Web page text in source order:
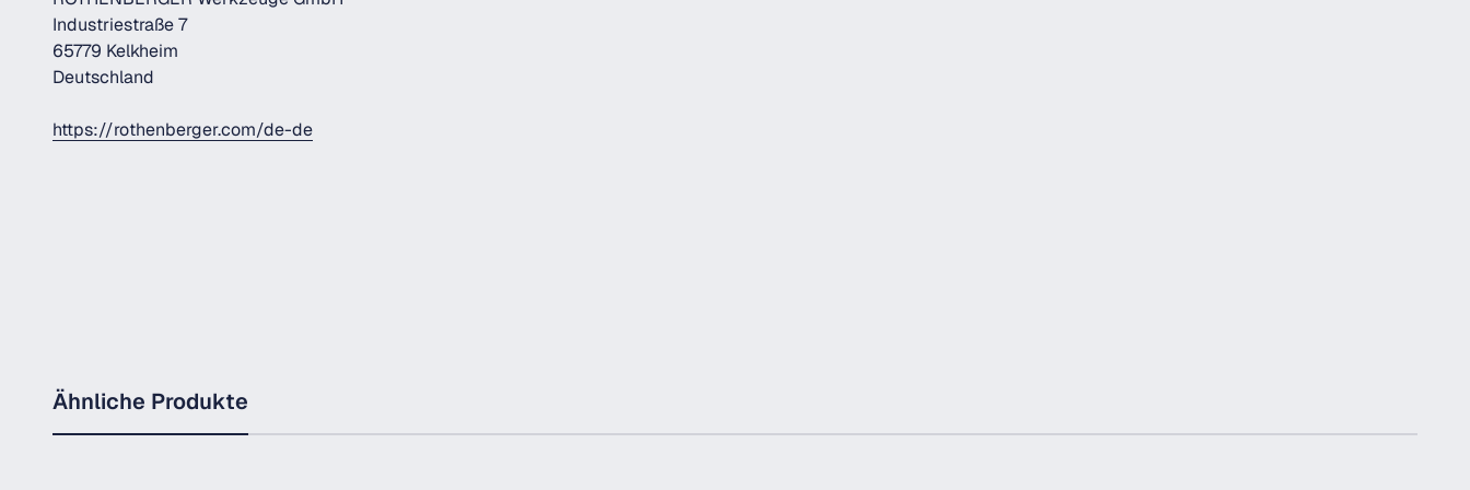
Industriestraße 7
65779 Kelkheim
Deutschland
https://rothenberger.com/de-de
Ähnliche Produkte